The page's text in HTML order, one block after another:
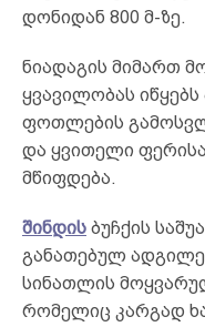
დონიდან 800 მ-ზე.
ნიადაგის მიმართ
ყვავილობას
ფოთლების
და ყვითელი
მწიფდება.
შინდის ბუჩქის
განათებულ
სინათლის
რომელიც კარგად